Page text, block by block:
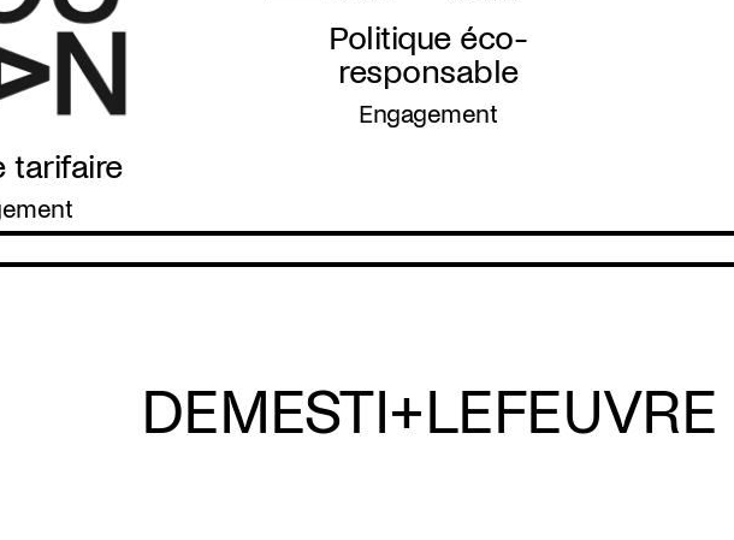
tarifaire
Politique éco-
responsable
Engagement
DEMESTI+LEFEUVRE